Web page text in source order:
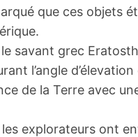
que ces objets
savant grec
l’angle d’élevation
de la Terre avec
explorateurs ont